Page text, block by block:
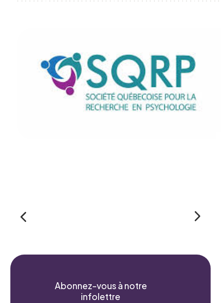
Abonnez-vous à notre
infolettre
Formulaire
d'intérêt